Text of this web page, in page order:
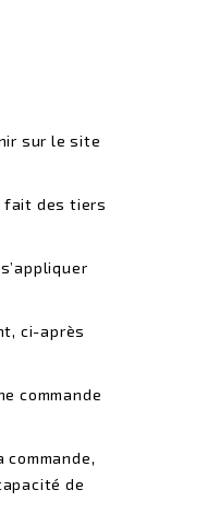
sur le site
fait des tiers
ci-après
commande
de